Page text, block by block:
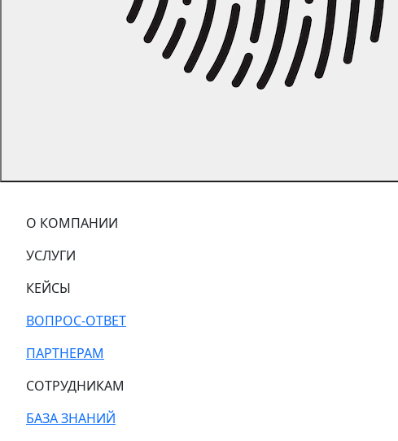
О КОМПАНИИ
УСЛУГИ
КЕЙСЫ
ВОПРОС-ОТВЕТ
ПАРТНЕРАМ
СОТРУДНИКАМ
БАЗА ЗНАНИЙ